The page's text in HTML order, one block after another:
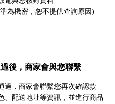
為機密，恕不提供查詢原因)
後，商家會與您聯繫
過，商家會聯繫您再次確認款
、配送地址等資訊，並進行商品